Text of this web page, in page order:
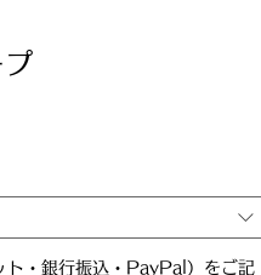
プ
ト・銀行振込・PayPal）をご記